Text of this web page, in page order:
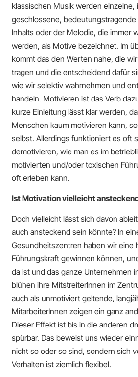
klassischen Musik werden einzelne,
geschlossene, bedeutungstragende
Inhalts oder der Melodie, die immer
werden, als Motive bezeichnet. Im
kommt das den Werten nahe, die
tragen und die entscheidend dafür
wie wir selektiv wahrnehmen und
handeln. Motivieren ist das Verb
kurze Einleitung lässt klar werden,
Menschen kaum motivieren kann,
selbst. Allerdings funktioniert es oft
demotivieren, wie man es im
motivierten und/oder toxischen
oft erleben kann.
Ist Motivation vielleicht
Doch vielleicht lässt sich davon
auch ansteckend sein könnte? In
Gesundheitszentren haben wir eine
Führungskraft gewinnen können,
da ist und das ganze Unternehmen
blühen ihre MitstreiterInnen im
auch als unmotiviert geltende,
MitarbeiterInnen zeigen ein ganz
Dieser Effekt ist bis in die anderen
spürbar. Das beweist uns wieder
nicht so oder so sind, sondern sich
Verhalten ist ziemlich flexibel.